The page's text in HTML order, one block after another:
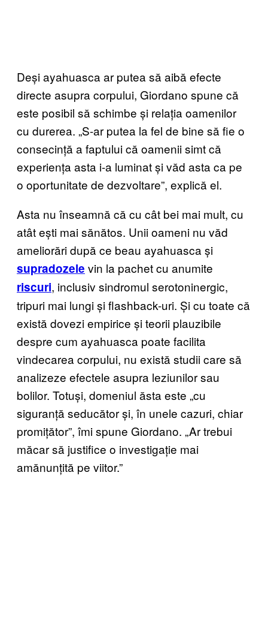
Deși ayahuasca ar putea să aibă efecte
directe asupra corpului, Giordano spune că
este posibil să schimbe și relația oamenilor
cu durerea. „S-ar putea la fel de bine să fie o
consecință a faptului că oamenii simt că
experiența asta i-a luminat și văd asta ca pe
o oportunitate de dezvoltare”, explică el.
Asta nu înseamnă că cu cât bei mai mult, cu
atât ești mai sănătos. Unii oameni nu văd
ameliorări după ce beau ayahuasca și
supradozele vin la pachet cu anumite
riscuri, inclusiv sindromul serotoninergic,
tripuri mai lungi și flashback-uri. Și cu toate că
există dovezi empirice și teorii plauzibile
despre cum ayahuasca poate facilita
vindecarea corpului, nu există studii care să
analizeze efectele asupra leziunilor sau
bolilor. Totuși, domeniul ăsta este „cu
siguranță seducător și, în unele cazuri, chiar
promițător”, îmi spune Giordano. „Ar trebui
măcar să justifice o investigație mai
amănunțită pe viitor.”